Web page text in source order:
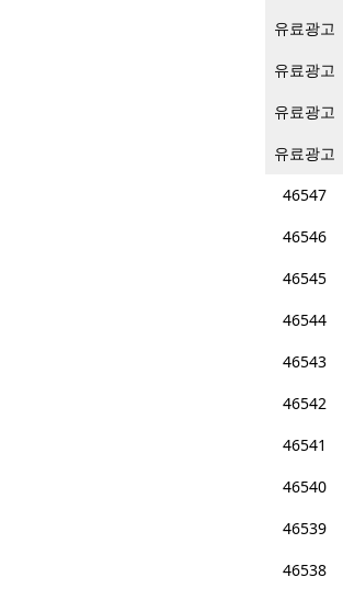
유료광고
유료광고
유료광고
유료광고
46547
46546
46545
46544
46543
46542
46541
46540
46539
46538